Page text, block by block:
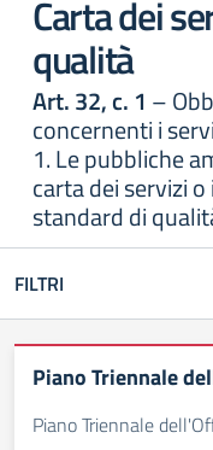
Carta dei
qualità
Art. 32, c. 1 –
concernenti i
1. Le pubbliche
carta dei servizi
standard di
FILTRI
Piano Triennale
Piano Triennale